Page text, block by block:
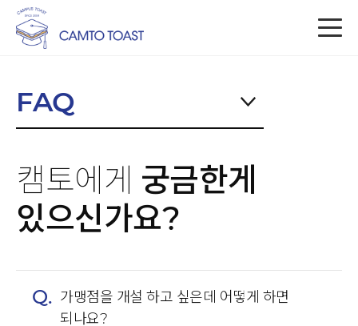
FAQ
캠토에게 궁금한게
있으신가요?
Q. 가맹점을 개설 하고 싶은데 어떻게 하면
되나요?